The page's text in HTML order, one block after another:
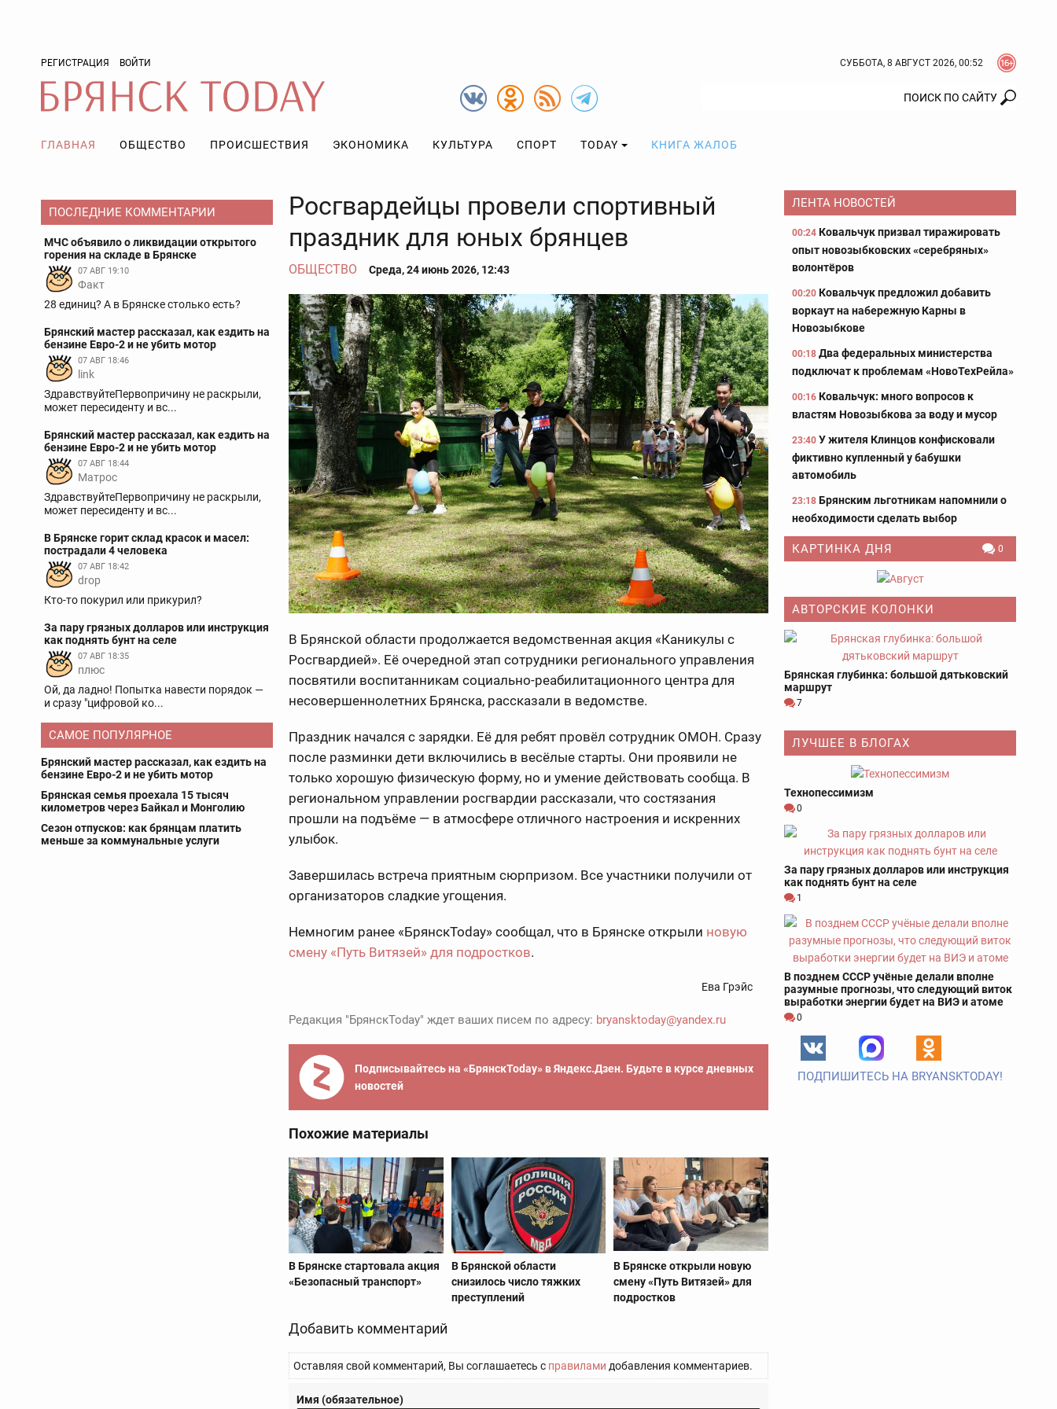
РЕГИСТРАЦИЯ ВОЙТИ СУББОТА, 8 АВГУСТ 2026, 00:52
ГЛАВНАЯ ОБЩЕСТВО ПРОИСШЕСТВИЯ ЭКОНОМИКА КУЛЬТУРА СПОРТ TODAY КНИГА ЖАЛОБ
ПОСЛЕДНИЕ КОММЕНТАРИИ
МЧС объявило о ликвидации открытого
горения на складе в Брянске
07 АВГ 19:10
Факт
28 единиц? А в Брянске столько есть?
Брянский мастер рассказал, как ездить на
бензине Евро-2 и не убить мотор
07 АВГ 18:46
link
ЗдравствуйтеПервопричину не раскрыли,
может пересиденту и вс...
Брянский мастер рассказал, как ездить на
бензине Евро-2 и не убить мотор
07 АВГ 18:44
Матрос
ЗдравствуйтеПервопричину не раскрыли,
может пересиденту и вс...
В Брянске горит склад красок и масел:
пострадали 4 человека
07 АВГ 18:42
drop
Кто-то покурил или прикурил?
За пару грязных долларов или инструкция
как поднять бунт на селе
07 АВГ 18:35
плюс
Ой, да ладно! Попытка навести порядок —
и сразу "цифровой ко...
САМОЕ ПОПУЛЯРНОЕ
Брянский мастер рассказал, как ездить на
бензине Евро-2 и не убить мотор
Брянская семья проехала 15 тысяч
километров через Байкал и Монголию
Сезон отпусков: как брянцам платить
меньше за коммунальные услуги
Росгвардейцы провели спортивный
праздник для юных брянцев
ОБЩЕСТВО Среда, 24 июнь 2026, 12:43
В Брянской области продолжается ведомственная акция «Каникулы с
Росгвардией». Её очередной этап сотрудники регионального управления
посвятили воспитанникам социально-реабилитационного центра для
несовершеннолетних Брянска, рассказали в ведомстве.
Праздник начался с зарядки. Её для ребят провёл сотрудник ОМОН. Сразу
после разминки дети включились в весёлые старты. Они проявили не
только хорошую физическую форму, но и умение действовать сообща. В
региональном управлении росгвардии рассказали, что состязания
прошли на подъёме — в атмосфере отличного настроения и искренних
улыбок.
Завершилась встреча приятным сюрпризом. Все участники получили от
организаторов сладкие угощения.
Немногим ранее «БрянскToday» сообщал, что в Брянске открыли новую
смену «Путь Витязей» для подростков.
Ева Грэйс
Редакция "БрянскToday" ждет ваших писем по адресу: bryansktoday@yandex.ru
Подписывайтесь на «БрянскToday» в Яндекс.Дзен. Будьте в курсе дневных
новостей
Похожие материалы
В Брянске стартовала акция
«Безопасный транспорт»
В Брянской области
снизилось число тяжких
преступлений
В Брянске открыли новую
смену «Путь Витязей» для
подростков
Добавить комментарий
Оставляя свой комментарий, Вы соглашаетесь с правилами добавления комментариев.
Имя (обязательное)
ЛЕНТА НОВОСТЕЙ
00:24 Ковальчук призвал тиражировать
опыт новозыбковских «серебряных»
волонтёров
00:20 Ковальчук предложил добавить
воркаут на набережную Карны в
Новозыбкове
00:18 Два федеральных министерства
подключат к проблемам «НовоТехРейла»
00:16 Ковальчук: много вопросов к
властям Новозыбкова за воду и мусор
23:40 У жителя Клинцов конфисковали
фиктивно купленный у бабушки
автомобиль
23:18 Брянским льготникам напомнили о
необходимости сделать выбор
КАРТИНКА ДНЯ 0
АВТОРСКИЕ КОЛОНКИ
Брянская глубинка: большой дятьковский
маршрут
7
ЛУЧШЕЕ В БЛОГАХ
Технопессимизм
0
За пару грязных долларов или инструкция
как поднять бунт на селе
1
В позднем СССР учёные делали вполне
разумные прогнозы, что следующий виток
выработки энергии будет на ВИЭ и атоме
0
ПОДПИШИТЕСЬ НА BRYANSKTODAY!